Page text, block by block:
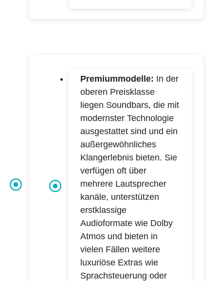
Premiummodelle: In der
oberen Preisklasse
liegen Soundbars, die mit
modernster Technologie
ausgestattet sind und ein
außergewöhnliches
Klangerlebnis bieten. Sie
verfügen oft über
mehrere Lautsprecher
kanäle, unterstützen
erstklassige
Audioformate wie Dolby
Atmos und bieten in
vielen Fällen weitere
luxuriöse Extras wie
Sprachsteuerung oder